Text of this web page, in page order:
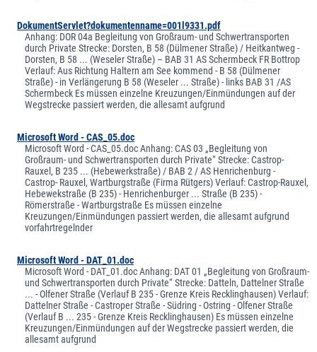
DokumentServlet?dokumentenname=001l9331.pdf
Anhang: DOR 04a Begleitung von Großraum- und Schwertransporten
durch Private Strecke: Dorsten, B 58 (Dülmener Straße) / Heitkantweg -
Dorsten, B 58 ... (Weseler Straße) – BAB 31 AS Schermbeck FR Bottrop
Verlauf: Aus Richtung Haltern am See kommend - B 58 (Dülmener
Straße) - in Verlängerung B 58 (Weseler ... Straße) - links BAB 31 /AS
Schermbeck Es müssen einzelne Kreuzungen/Einmündungen auf der
Wegstrecke passiert werden, die allesamt aufgrund
Microsoft Word - CAS_05.doc
Microsoft Word - CAS_05.doc Anhang: CAS 03 „Begleitung von
Großraum- und Schwertransporten durch Private“ Strecke: Castrop-
Rauxel, B 235 ... (Hebewerkstraße) / BAB 2 / AS Henrichenburg -
Castrop- Rauxel, Wartburgstraße (Firma Rütgers) Verlauf: Castrop-Rauxel,
Hebewekstraße (B 235) - Henrichenburger ... Straße (B 235) -
Römerstraße - Wartburgstraße Es müssen einzelne
Kreuzungen/Einmündungen passiert werden, die allesamt aufgrund
vorfahrtregelnder
Microsoft Word - DAT_01.doc
Microsoft Word - DAT_01.doc Anhang: DAT 01 „Begleitung von Großraum-
und Schwertransporten durch Private“ Strecke: Datteln, Dattelner Straße
... - Olfener Straße (Verlauf B 235 - Grenze Kreis Recklinghausen) Verlauf:
Dattelner Straße - Castroper Straße - Südring - Ostring - Olfener Straße
(Verlauf B ... 235 - Grenze Kreis Recklinghausen) Es müssen einzelne
Kreuzungen/Einmündungen auf der Wegstrecke passiert werden, die
allesamt aufgrund